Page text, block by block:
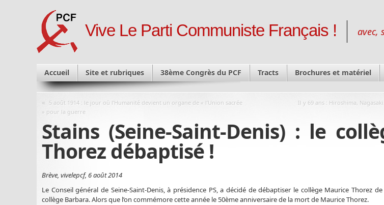
Vive Le Parti Communiste Français ! avec,
Accueil Site et rubriques 38ème Congrès du PCF Tracts Brochures et matériel
« 5 août 1914 : le jour où l’Humanité devient un organe de « l’Union sacrée
» pour la guerre
Il y 69 ans : Hiroshima,
Stains (Seine-Saint-Denis) : le
Thorez débaptisé !
Brève, vivelepcf, 6 août 2014
Le Conseil général de Seine-Saint-Denis, à présidence PS, a décidé de débaptiser le collège Maurice Thorez
collège Barbara. Alors que l’on commémore cette année le 50ème anniversaire de la mort de Maurice Thorez.